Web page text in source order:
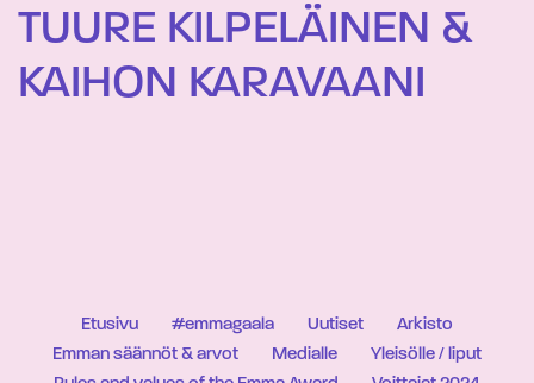
TUURE KILPELÄINEN &
KAIHON KARAVAANI
Etusivu #emmagaala Uutiset
Arkisto
Emman säännöt & arvot
Medialle
Yleisölle / liput